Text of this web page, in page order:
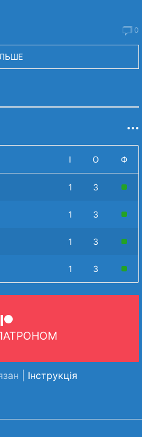
0
І О Ф
1 3
1 3
1 3
1 3
| Інструкція